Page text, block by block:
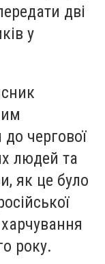
дві
у
чергової
людей та
як це було
року.